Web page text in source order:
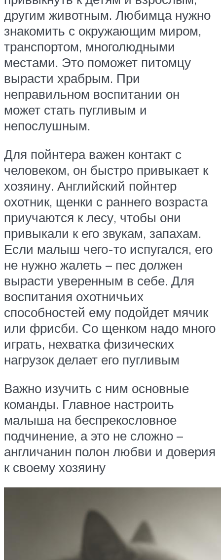
другим животным. Любимца нужно
знакомить с окружающим миром,
транспортом, многолюдными
местами. Это поможет питомцу
вырасти храбрым. При
неправильном воспитании он
может стать пугливым и
непослушным.
Для пойнтера важен контакт с
человеком, он быстро привыкает к
хозяину. Английский пойнтер
охотник, щенки с раннего возраста
приучаются к лесу, чтобы они
привыкали к его звукам, запахам.
Если малыш чего-то испугался, его
не нужно жалеть – пес должен
вырасти уверенным в себе. Для
воспитания охотничьих
способностей ему подойдет мячик
или фрисби. Со щенком надо много
играть, нехватка физических
нагрузок делает его пугливым
Важно изучить с ним основные
команды. Главное настроить
малыша на беспрекословное
подчинение, а это не сложно –
англичанин полон любви и доверия
к своему хозяину